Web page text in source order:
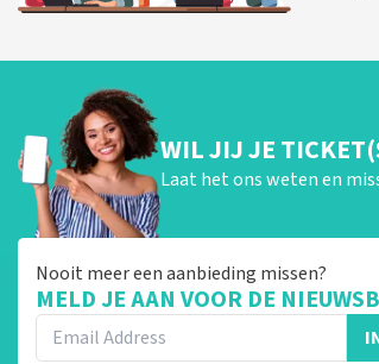
WIL JIJ JE
Laat het ons weten en
Nooit meer een aanbieding missen?
MELD JE AAN VOOR DE